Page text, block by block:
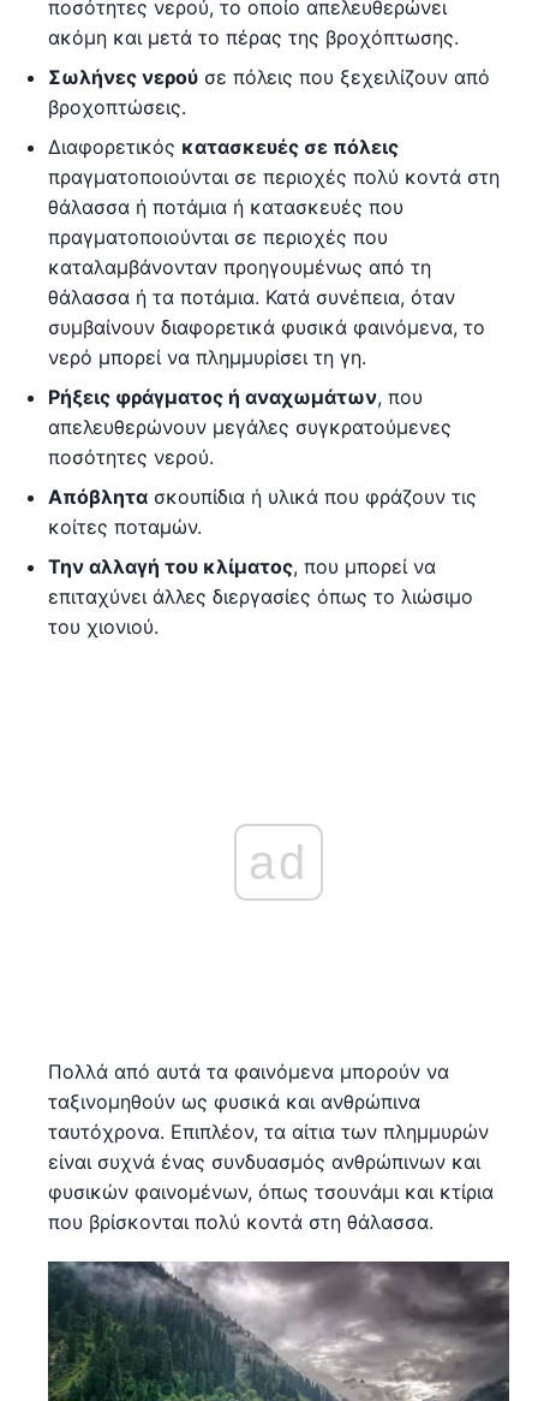
ποσότητες νερού, το οποίο απελευθερώνει
ακόμη και μετά το πέρας της βροχόπτωσης.
Σωλήνες νερού σε πόλεις που ξεχειλίζουν από
βροχοπτώσεις.
Διαφορετικός κατασκευές σε πόλεις
πραγματοποιούνται σε περιοχές πολύ κοντά στη
θάλασσα ή ποτάμια ή κατασκευές που
πραγματοποιούνται σε περιοχές που
καταλαμβάνονταν προηγουμένως από τη
θάλασσα ή τα ποτάμια. Κατά συνέπεια, όταν
συμβαίνουν διαφορετικά φυσικά φαινόμενα, το
νερό μπορεί να πλημμυρίσει τη γη.
Ρήξεις φράγματος ή αναχωμάτων, που
απελευθερώνουν μεγάλες συγκρατούμενες
ποσότητες νερού.
Απόβλητα σκουπίδια ή υλικά που φράζουν τις
κοίτες ποταμών.
Την αλλαγή του κλίματος, που μπορεί να
επιταχύνει άλλες διεργασίες όπως το λιώσιμο
του χιονιού.
ad
Πολλά από αυτά τα φαινόμενα μπορούν να
ταξινομηθούν ως φυσικά και ανθρώπινα
ταυτόχρονα. Επιπλέον, τα αίτια των πλημμυρών
είναι συχνά ένας συνδυασμός ανθρώπινων και
φυσικών φαινομένων, όπως τσουνάμι και κτίρια
που βρίσκονται πολύ κοντά στη θάλασσα.